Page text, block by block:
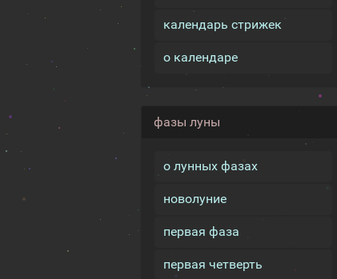
календарь стрижек
о календаре
фазы луны
о лунных фазах
новолуние
первая фаза
первая четверть